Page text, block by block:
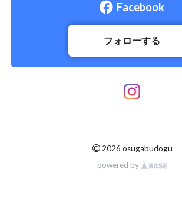
Facebook
フォローする
© 2026 osugabudogu
powered by